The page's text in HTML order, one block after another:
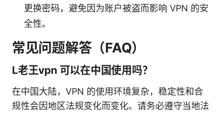
更换密码，避免因为账户被盗而影响 VPN 的安
全性。
常见问题解答（FAQ）
L老王vpn 可以在中国使用吗？
在中国大陆，VPN 的使用环境复杂，稳定性和合
规性会因地区法规变化而变化。请务必遵守当地法